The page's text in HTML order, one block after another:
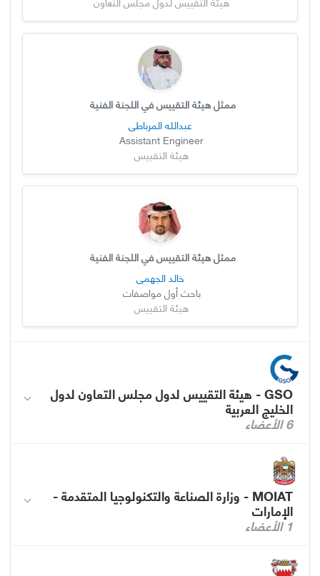
ممثل هيئة التقييس في اللجنة الفنية
عبدالله المرباطي
Assistant Engineer
هيئة التقييس
ممثل هيئة التقييس في اللجنة الفنية
خالد الجهمي
باحث أول مواصفات
هيئة التقييس
GSO - هيئة التقييس لدول مجلس التعاون لدول
الخليج العربية
6 الأعضاء
MOIAT - وزارة الصناعة والتكنولوجيا المتقدمة -
الإمارات
1 الأعضاء